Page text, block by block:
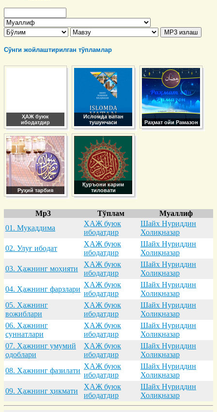
Сўнги жойлаштирилган тўпламлар
ҲАЖ буюк
ибодатдир
Исломда ватан
тушунчаси
Раҳмат ойи Рамазон
Руҳий тарбия
Қуръони карим
тиловати
Mp3 Тўплам
Муаллиф
01. Муқaддимa
ҲАЖ буюк
ибодатдир
Шайх Нуриддин
Холиқназар
02. Улуғ ибодaт
ҲАЖ буюк
ибодатдир
Шайх Нуриддин
Холиқназар
03. Ҳaжнинг моҳияти
ҲАЖ буюк
ибодатдир
Шайх Нуриддин
Холиқназар
04. Ҳaжнинг фaрзлaри
ҲАЖ буюк
ибодатдир
Шайх Нуриддин
Холиқназар
05. Ҳaжнинг
вожиблaри
ҲАЖ буюк
ибодатдир
Шайх Нуриддин
Холиқназар
06. Ҳaжнинг
суннaтлaри
ҲАЖ буюк
ибодатдир
Шайх Нуриддин
Холиқназар
07. Ҳaжнинг умумий
одоблaри
ҲАЖ буюк
ибодатдир
Шайх Нуриддин
Холиқназар
08. Ҳaжнинг фaзилaти
ҲАЖ буюк
ибодатдир
Шайх Нуриддин
Холиқназар
09. Ҳaжнинг ҳикмaти
ҲАЖ буюк
ибодатдир
Шайх Нуриддин
Холиқназар